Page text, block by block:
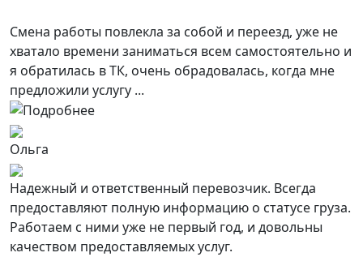
Смена работы повлекла за собой и переезд, уже не
хватало времени заниматься всем самостоятельно и
я обратилась в ТК, очень обрадовалась, когда мне
предложили услугу ...
Ольга
Надежный и ответственный перевозчик. Всегда
предоставляют полную информацию о статусе груза.
Работаем с ними уже не первый год, и довольны
качеством предоставляемых услуг.